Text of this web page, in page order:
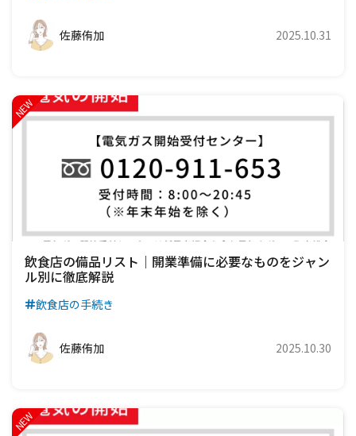
佐藤侑加 2025.10.31
飲食店の備品リスト｜開業準備に必要なものをジャン
ル別に徹底解説
飲食店の手続き
佐藤侑加 2025.10.30